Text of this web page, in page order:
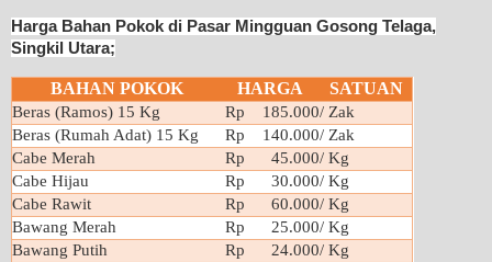
Harga Bahan Pokok di Pasar Mingguan Gosong Telaga,
Singkil Utara;
BAHAN POKOK HARGA SATUAN
Beras (Ramos) 15 Kg Rp 185.000/ Zak
Beras (Rumah Adat) 15 Kg
Rp 140.000/ Zak
Cabe Merah
Rp 45.000/ Kg
Cabe Hijau
Rp 30.000/ Kg
Cabe Rawit
Rp 60.000/ Kg
Bawang Merah
Rp 25.000/ Kg
Bawang Putih
Rp 24.000/ Kg